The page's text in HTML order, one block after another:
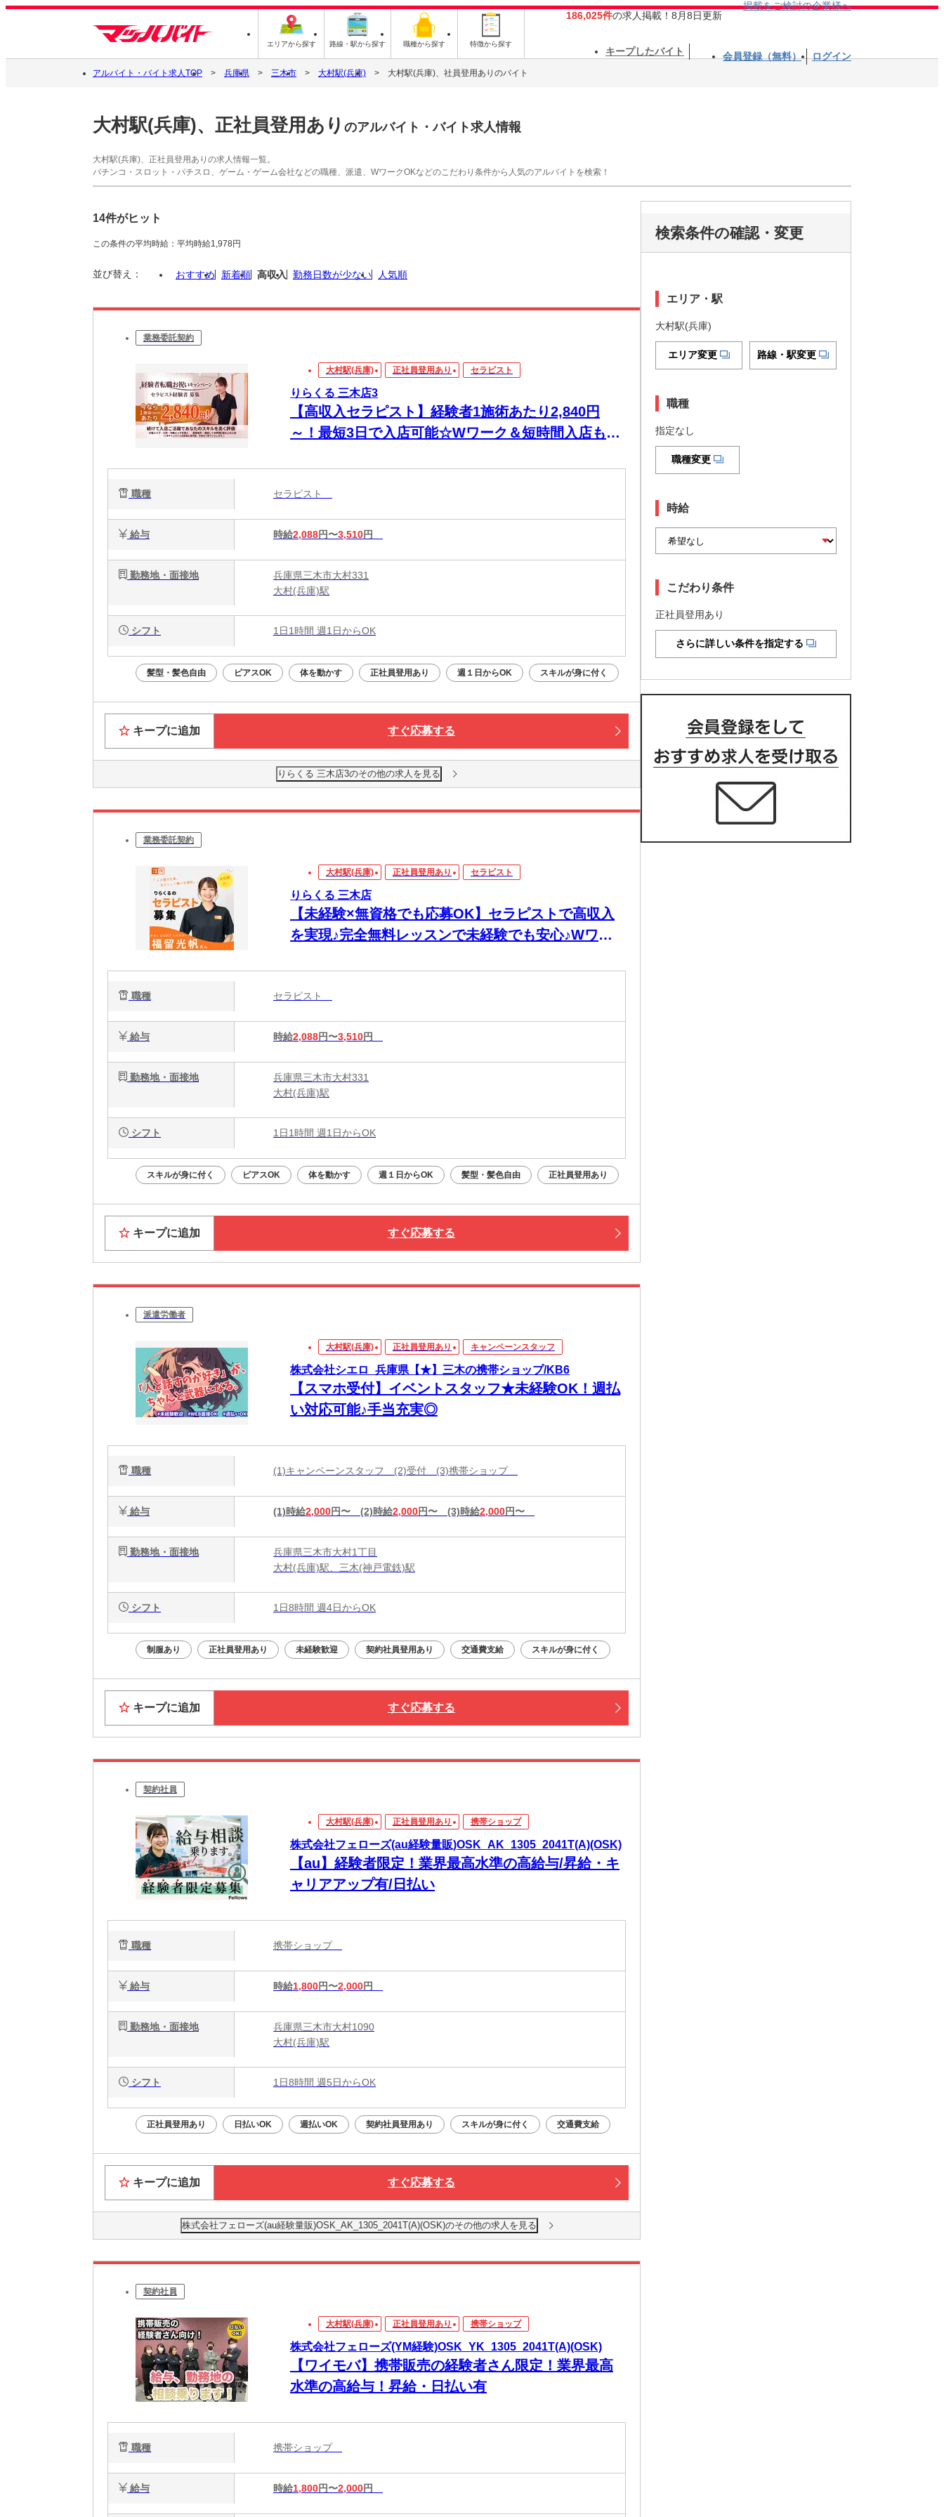
エリアから探す 路線・駅から探す 職種から探す 特徴から探す
186,025件の求人掲載！8月8日更新
掲載をご検討の企業様へ
キープしたバイト 会員登録（無料） ログイン
アルバイト・バイト求人TOP 兵庫県 三木市 大村駅(兵庫) 大村駅(兵庫)、社員登用ありのバイト
大村駅(兵庫)、正社員登用あり のアルバイト・バイト求人情報
大村駅(兵庫)、正社員登用ありの求人情報一覧。
パチンコ・スロット・パチスロ、ゲーム・ゲーム会社などの職種、派遣、WワークOKなどのこだわり条件から人気のアルバイトを検索！
14件がヒット
この条件の平均時給：平均時給1,978円
並び替え： おすすめ 新着順 高収入 勤務日数が少ない 人気順
業務委託契約
大村駅(兵庫) 正社員登用あり セラピスト
りらくる 三木店3
【高収入セラピスト】経験者1施術あたり2,840円
～！最短3日で入店可能☆Wワーク＆短時間入店も
職種 セラピスト
給与 時給2,088円〜3,510円
勤務地・面接地
兵庫県三木市大村331
大村(兵庫)駅
シフト 1日1時間 週1日からOK
髪型・髪色自由 ピアスOK 体を動かす 正社員登用あり 週１日からOK スキルが身に付く
キープに追加 すぐ応募する
りらくる 三木店3のその他の求人を見る
業務委託契約
大村駅(兵庫) 正社員登用あり セラピスト
りらくる 三木店
【未経験×無資格でも応募OK】セラピストで高収入
を実現♪完全無料レッスンで未経験でも安心♪Wワー
職種 セラピスト
給与 時給2,088円〜3,510円
勤務地・面接地
兵庫県三木市大村331
大村(兵庫)駅
シフト 1日1時間 週1日からOK
スキルが身に付く ピアスOK 体を動かす 週１日からOK 髪型・髪色自由 正社員登用あり
キープに追加 すぐ応募する
派遣労働者
大村駅(兵庫) 正社員登用あり キャンペーンスタッフ
株式会社シエロ_兵庫県【★】三木の携帯ショップ/KB6
【スマホ受付】イベントスタッフ★未経験OK！週払
い対応可能♪手当充実◎
職種 (1)キャンペーンスタッフ (2)受付 (3)携帯ショップ
給与 (1)時給2,000円〜 (2)時給2,000円〜 (3)時給2,000円〜
勤務地・面接地
兵庫県三木市大村1丁目
大村(兵庫)駅、三木(神戸電鉄)駅
シフト 1日8時間 週4日からOK
制服あり 正社員登用あり 未経験歓迎 契約社員登用あり 交通費支給 スキルが身に付く
キープに追加 すぐ応募する
契約社員
大村駅(兵庫) 正社員登用あり 携帯ショップ
株式会社フェローズ(au経験量販)OSK_AK_1305_2041T(A)(OSK)
【au】経験者限定！業界最高水準の高給与/昇給・キ
ャリアアップ有/日払い
職種 携帯ショップ
給与 時給1,800円〜2,000円
勤務地・面接地
兵庫県三木市大村1090
大村(兵庫)駅
シフト 1日8時間 週5日からOK
正社員登用あり 日払いOK 週払いOK 契約社員登用あり スキルが身に付く 交通費支給
キープに追加 すぐ応募する
株式会社フェローズ(au経験量販)OSK_AK_1305_2041T(A)(OSK)のその他の求人を見る
契約社員
大村駅(兵庫) 正社員登用あり 携帯ショップ
株式会社フェローズ(YM経験)OSK_YK_1305_2041T(A)(OSK)
【ワイモバ】携帯販売の経験者さん限定！業界最高
水準の高給与！昇給・日払い有
職種 携帯ショップ
給与 時給1,800円〜2,000円
検索条件の確認・変更
エリア・駅
大村駅(兵庫)
エリア変更 路線・駅変更
職種
指定なし
職種変更
時給
こだわり条件
正社員登用あり
さらに詳しい条件を指定する